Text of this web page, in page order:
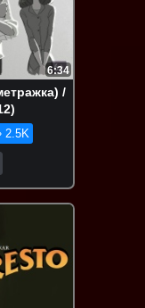
6:34
/
2.5K